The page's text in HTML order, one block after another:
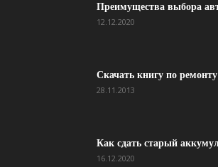
Преимущества выбора
12.12.2020
Скачать книгу по
28.11.2013
Как сдать старый
16.12.2020